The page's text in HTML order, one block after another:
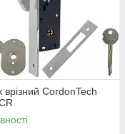
врізний CordonTech